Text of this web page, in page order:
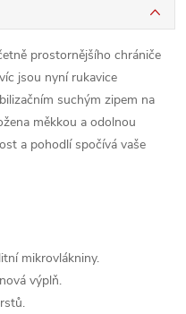
prostornějšího chrániče
jsou nyní rukavice
suchým zipem na
měkkou a odolnou
a pohodlí spočívá vaše
mikrovlákniny.
výplň.